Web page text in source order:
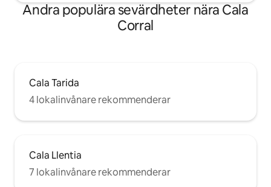
Andra populära sevärdheter nära Cala
Corral
Cala Tarida
4 lokalinvånare rekommenderar
Cala Llentia
7 lokalinvånare rekommenderar